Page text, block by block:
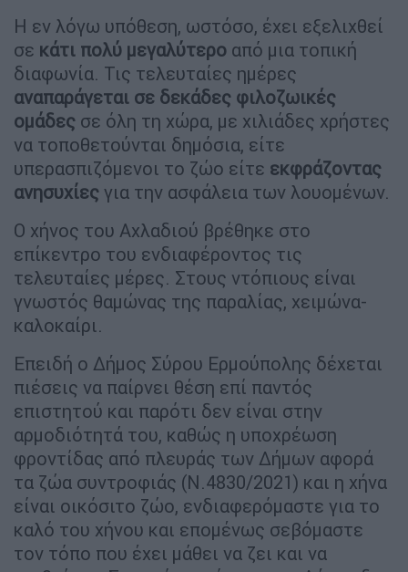
Η εν λόγω υπόθεση, ωστόσο, έχει εξελιχθεί
σε κάτι πολύ μεγαλύτερο από μια τοπική
διαφωνία. Τις τελευταίες ημέρες
αναπαράγεται σε δεκάδες φιλοζωικές
ομάδες σε όλη τη χώρα, με χιλιάδες χρήστες
να τοποθετούνται δημόσια, είτε
υπερασπιζόμενοι το ζώο είτε εκφράζοντας
ανησυχίες για την ασφάλεια των λουομένων.
Ο χήνος του Αχλαδιού βρέθηκε στο
επίκεντρο του ενδιαφέροντος τις
τελευταίες μέρες. Στους ντόπιους είναι
γνωστός θαμώνας της παραλίας, χειμώνα-
καλοκαίρι.
Επειδή ο Δήμος Σύρου Ερμούπολης δέχεται
πιέσεις να παίρνει θέση επί παντός
επιστητού και παρότι δεν είναι στην
αρμοδιότητά του, καθώς η υποχρέωση
φροντίδας από πλευράς των Δήμων αφορά
τα ζώα συντροφιάς (Ν.4830/2021) και η χήνα
είναι οικόσιτο ζώο, ενδιαφερόμαστε για το
καλό του χήνου και επομένως σεβόμαστε
τον τόπο που έχει μάθει να ζει και να